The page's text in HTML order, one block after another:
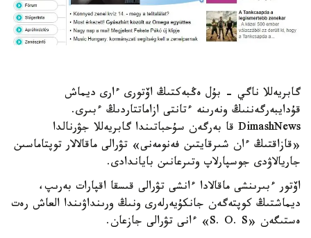
گابريەللا ناگي - بۇل ەڭبەكتىڭ اۆتورى ءارى ديماش
قۇدايبەرگەننىڭ ونەرىنە ءتانتى ازاماتتاردىڭ ءبىرى.
DimashNews قا بەرگەن سۇحباتىندا گابريەللا جۋرنالدا
«قازاقتىڭ ءان شىرقايتىن فەنومەنى» تۋرالى ماقالالار توپتاماسىن
جاريالاۋدى جوسپارلاپ وتىرعانىن باياندادى.
اۆتور ءبىرىنشى ماقالادا ءانشى تۋرالى قىسقا اقپارات بەرىپ،
ديماشتىڭ كوپتەگەن جانكۇيەرلەرى ونىڭ ورىنداۋىندا العاش رەت
ەستىگەن «S. O. S» ءانى تۋرالى جازعان.